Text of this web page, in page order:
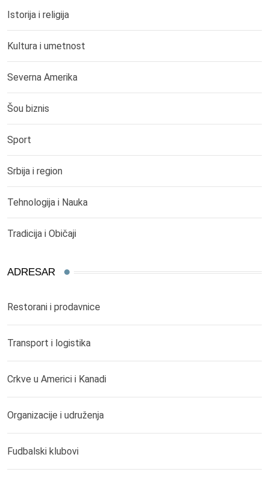
Istorija i religija
Kultura i umetnost
Severna Amerika
Šou biznis
Sport
Srbija i region
Tehnologija i Nauka
Tradicija i Običaji
ADRESAR
Restorani i prodavnice
Transport i logistika
Crkve u Americi i Kanadi
Organizacije i udruženja
Fudbalski klubovi